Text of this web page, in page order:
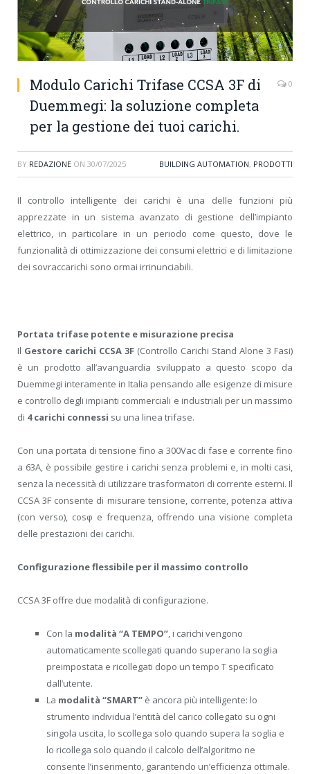
Modulo Carichi Trifase CCSA 3F di
Duemmegi: la soluzione completa
per la gestione dei tuoi carichi.
0
BY REDAZIONE ON 30/07/2025 BUILDING AUTOMATION, PRODOTTI
Il controllo intelligente dei carichi è una delle funzioni più
apprezzate in un sistema avanzato di gestione dell’impianto
elettrico, in particolare in un periodo come questo, dove le
funzionalità di ottimizzazione dei consumi elettrici e di limitazione
dei sovraccarichi sono ormai irrinunciabili.
Portata trifase potente e misurazione precisa
Il Gestore carichi CCSA 3F (Controllo Carichi Stand Alone 3 Fasi)
è un prodotto all’avanguardia sviluppato a questo scopo da
Duemmegi interamente in Italia pensando alle esigenze di misure
e controllo degli impianti commerciali e industriali per un massimo
di 4 carichi connessi su una linea trifase.
Con una portata di tensione fino a 300Vac di fase e corrente fino
a 63A, è possibile gestire i carichi senza problemi e, in molti casi,
senza la necessità di utilizzare trasformatori di corrente esterni. Il
CCSA 3F consente di misurare tensione, corrente, potenza attiva
(con verso), cosφ e frequenza, offrendo una visione completa
delle prestazioni dei carichi.
Configurazione flessibile per il massimo controllo
CCSA 3F offre due modalità di configurazione.
Con la modalità “A TEMPO”, i carichi vengono
automaticamente scollegati quando superano la soglia
preimpostata e ricollegati dopo un tempo T specificato
dall’utente.
La modalità “SMART” è ancora più intelligente: lo
strumento individua l’entità del carico collegato su ogni
singola uscita, lo scollega solo quando supera la soglia e
lo ricollega solo quando il calcolo dell’algoritmo ne
consente l’inserimento, garantendo un’efficienza ottimale.